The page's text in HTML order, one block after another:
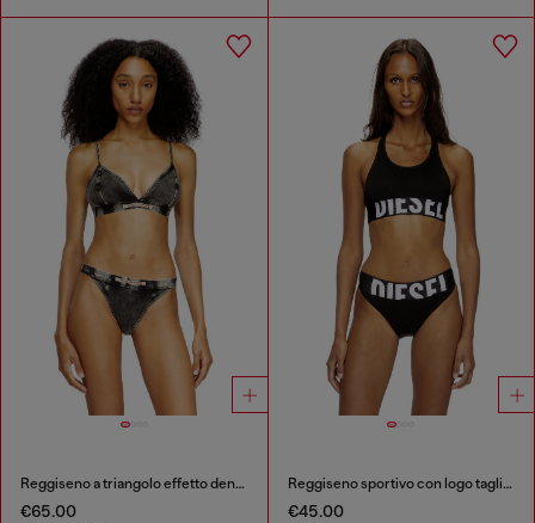
Reggiseno a triangolo effetto denim
€65.00
Reggiseno sportivo con logo tagliato
€45.00